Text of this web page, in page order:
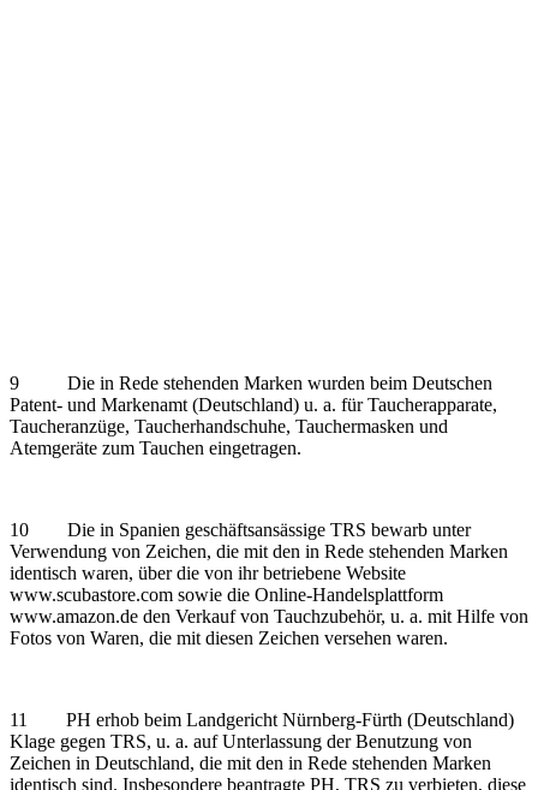
9 Die in Rede stehenden Marken wurden beim Deutschen
Patent- und Markenamt (Deutschland) u. a. für Taucherapparate,
Taucheranzüge, Taucherhandschuhe, Tauchermasken und
Atemgeräte zum Tauchen eingetragen.
10 Die in Spanien geschäftsansässige TRS bewarb unter
Verwendung von Zeichen, die mit den in Rede stehenden Marken
identisch waren, über die von ihr betriebene Website
www.scubastore.com sowie die Online-Handelsplattform
www.amazon.de den Verkauf von Tauchzubehör, u. a. mit Hilfe von
Fotos von Waren, die mit diesen Zeichen versehen waren.
11 PH erhob beim Landgericht Nürnberg-Fürth (Deutschland)
Klage gegen TRS, u. a. auf Unterlassung der Benutzung von
Zeichen in Deutschland, die mit den in Rede stehenden Marken
identisch sind. Insbesondere beantragte PH, TRS zu verbieten, diese